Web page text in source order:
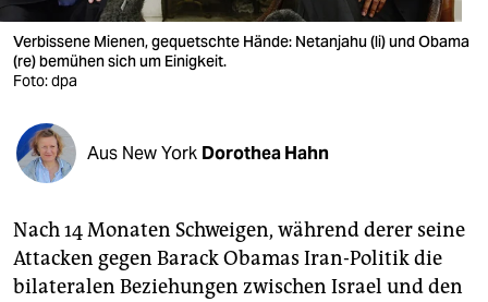
verlag
verlag
shop
fragen & hilfe
unterstützen
abo
Verbissene Mienen, gequetschte Hände: Netanjahu (li) und Obama
(re) bemühen sich um Einigkeit.
Foto: dpa
Aus New York Dorothea Hahn
Nach 14 Monaten Schweigen, während derer seine
Attacken gegen Barack Obamas Iran-Politik die
bilateralen Beziehungen zwischen Israel und den